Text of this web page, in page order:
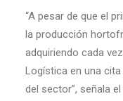
“A pesar de que el
la producción
adquiriendo cada
Logística en una
del sector”, señala